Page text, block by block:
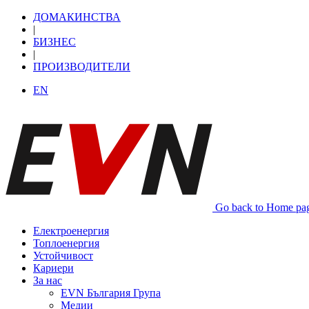
ДОМАКИНСТВА
|
БИЗНЕС
|
ПРОИЗВОДИТЕЛИ
EN
Go back to Home
Електроенергия
Топлоенергия
Устойчивост
Кариери
За нас
EVN България Група
Медии